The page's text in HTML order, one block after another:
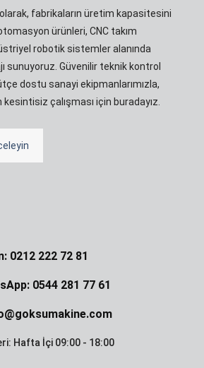
fabrikaların üretim kapasitesini
ürünleri, CNC takım
robotik sistemler alanında
sunuyoruz. Güvenilir teknik kontrol
dostu sanayi ekipmanlarımızla,
kesintisiz çalışması için buradayız.
0212 222 72 81
0544 281 77 61
Hafta İçi 09:00 - 18:00